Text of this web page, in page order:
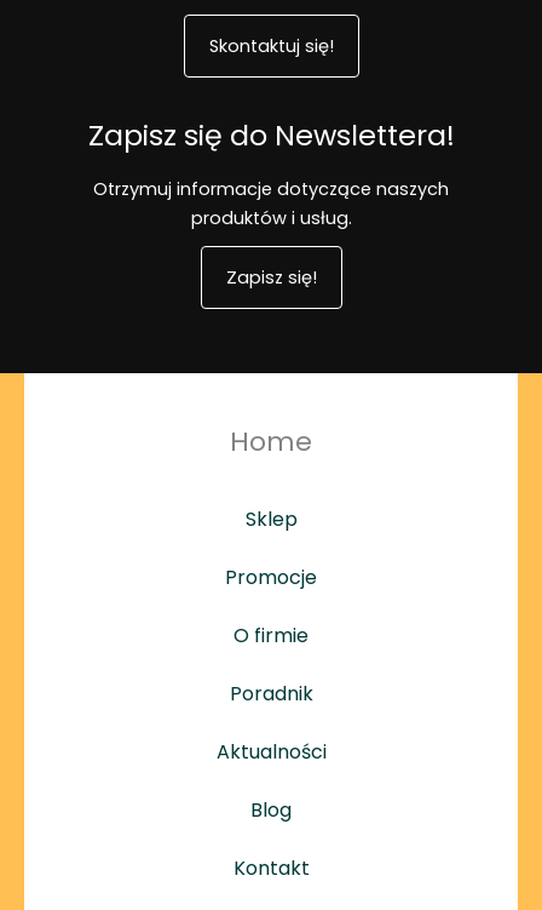
Skontaktuj się!
Zapisz się do Newslettera!
Otrzymuj informacje dotyczące naszych
produktów i usług.
Zapisz się!
Home
Sklep
Promocje
O firmie
Poradnik
Aktualności
Blog
Kontakt